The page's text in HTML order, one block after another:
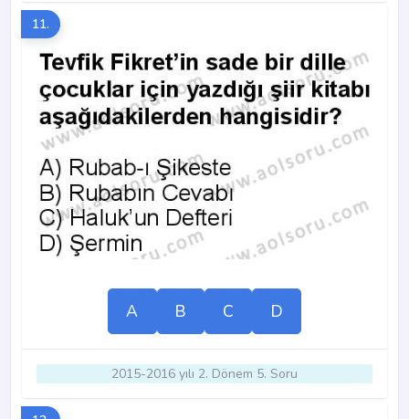
11.
A B C D
2015-2016 yılı 2. Dönem 5. Soru